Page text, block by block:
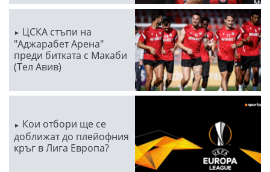
ЦСКА стъпи на
"Аджарабет Арена"
преди битката с Макаби
(Тел Авив)
Кои отбори ще се
доближат до плейофния
кръг в Лига Европа?